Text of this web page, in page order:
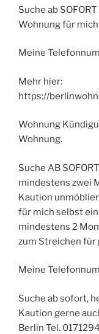
Suche ab
Wohnung für
Meine
Mehr hier:
https://
Wohnung
Wohnung.
Suche AB
mindestens zwei
Kaution
für mich selbst
mindestens 2
zum Streichen für
Meine
Suche ab sofort,
Kaution gerne
Berlin Tel.